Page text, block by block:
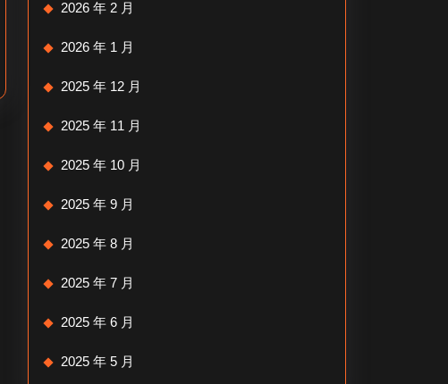
2026 年 2 月
2026 年 1 月
2025 年 12 月
2025 年 11 月
2025 年 10 月
2025 年 9 月
2025 年 8 月
2025 年 7 月
2025 年 6 月
2025 年 5 月